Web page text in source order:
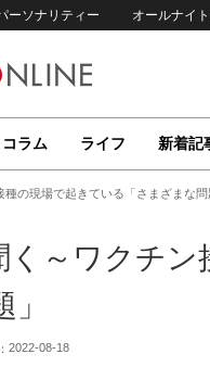
ーソナリティー オールナイ
コラム ライフ 新着記
の現場で起きている「さまざまな問
～ワクチン
2022-08-18